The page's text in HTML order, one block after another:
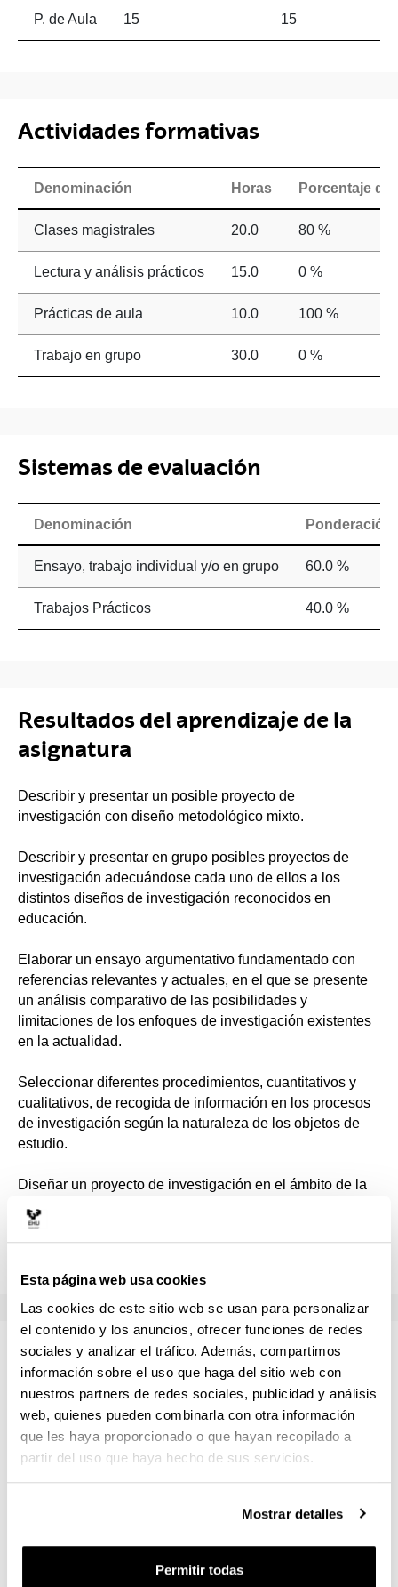
Esta página web usa cookies
Las cookies de este sitio web se usan para personalizar
el contenido y los anuncios, ofrecer funciones de redes
sociales y analizar el tráfico. Además, compartimos
información sobre el uso que haga del sitio web con
nuestros partners de redes sociales, publicidad y análisis
web, quienes pueden combinarla con otra información
que les haya proporcionado o que hayan recopilado a
partir del uso que haya hecho de sus servicios.
Mostrar detalles
Permitir todas
P. de Aula 15 15
Actividades formativas
Denominación Horas Porcentaje
Clases magistrales 20.0 80 %
Lectura y análisis prácticos 15.0 0 %
Prácticas de aula 10.0 100 %
Trabajo en grupo 30.0 0 %
Sistemas de evaluación
Denominación Ponderación
Ensayo, trabajo individual y/o en grupo 60.0 %
Trabajos Prácticos 40.0 %
Resultados del aprendizaje de la
asignatura
Describir y presentar un posible proyecto de
investigación con diseño metodológico mixto.
Describir y presentar en grupo posibles proyectos de
investigación adecuándose cada uno de ellos a los
distintos diseños de investigación reconocidos en
educación.
Elaborar un ensayo argumentativo fundamentado con
referencias relevantes y actuales, en el que se presente
un análisis comparativo de las posibilidades y
limitaciones de los enfoques de investigación existentes
en la actualidad.
Seleccionar diferentes procedimientos, cuantitativos y
cualitativos, de recogida de información en los procesos
de investigación según la naturaleza de los objetos de
estudio.
Diseñar un proyecto de investigación en el ámbito de la
determinado desde la perspectiva de un enfoque de
investigación específico.
Convocatoria ordinaria:
orientaciones y renuncia
ESKOLARA ETORTZEN DIRENAK
• Gutxieneko asistentzia betetzea (eskola kopuruaren
kalifikazioaren %40).